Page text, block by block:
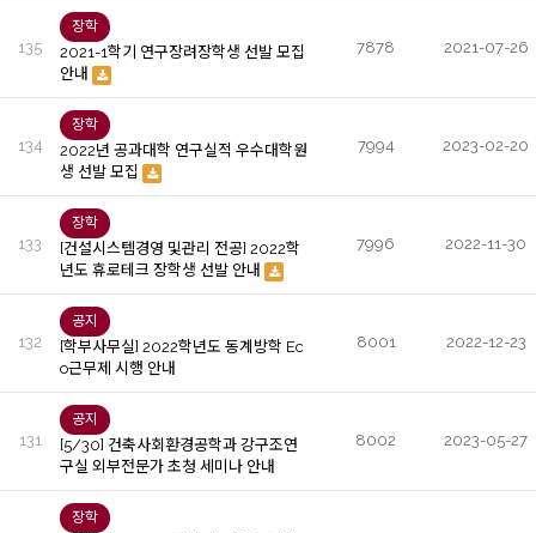
135
장학
2021-1학기 연구장려장학생 선발 모집
안내
7878 2021-07-26
134
장학
2022년 공과대학 연구실적 우수대학원
생 선발 모집
7994 2023-02-20
133
장학
[건설시스템경영 및관리 전공] 2022학
년도 휴로테크 장학생 선발 안내
7996 2022-11-30
132
공지
[학부사무실] 2022학년도 동계방학 Ec
o근무제 시행 안내
8001 2022-12-23
131
공지
[5/30] 건축사회환경공학과 강구조연
구실 외부전문가 초청 세미나 안내
8002 2023-05-27
장학